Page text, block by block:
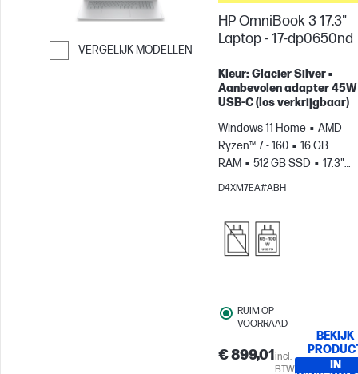
VERGELIJK MODELLEN
Ga verder naar vergelijken
HP OmniBook 3 17.3"
Laptop - 17-dp0650nd
Kleur: Glacier Silver •
Aanbevolen adapter 45W
USB-C (los verkrijgbaar)
Windows 11 Home
AMD
Ryzen™ 7 - 160
16 GB
RAM
512 GB SSD
17.3"
FHD
AMD Radeon™ 680M-
D4XM7EA#ABH
RUIM OP
VOORRAAD
€ 899,01 incl.
BTW
BEKIJK
IN